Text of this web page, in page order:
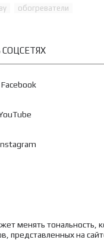
обогреватели
Facebook
менять тональность,
представленных на